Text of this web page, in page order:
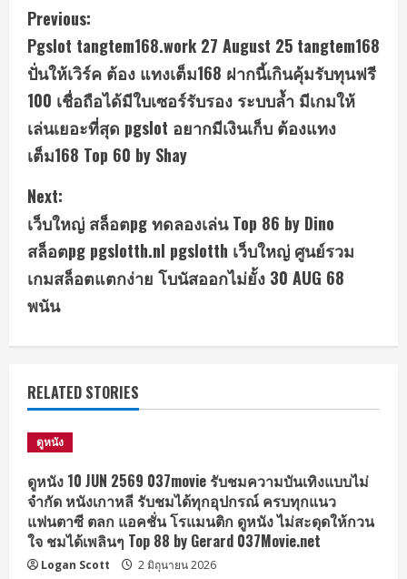
C
o
n
t
i
n
u
e
a
d
i
n
g
Previous:
Pgslot tangtem168.work 27 August 25 tangtem168
ปั่นให้เวิร์ค ต้อง แทงเต็ม168 ฝากนี้เกินคุ้มรับทุนฟรี
100 เชื่อถือได้มีใบเซอร์รับรอง ระบบล้ำ มีเกมให้
เล่นเยอะที่สุด pgslot อยากมีเงินเก็บ ต้องแทง
เต็ม168 Top 60 by Shay
Next:
เว็บใหญ่ สล็อตpg ทดลองเล่น Top 86 by Dino
สล็อตpg pgslotth.nl pgslotth เว็บใหญ่ ศูนย์รวม
เกมสล็อตแตกง่าย โบนัสออกไม่ยั้ง 30 AUG 68
พนัน
RELATED STORIES
ดูหนัง
ดูหนัง 10 JUN 2569 037movie รับชมความบันเทิงแบบไม่
จำกัด หนังเกาหลี รับชมได้ทุกอุปกรณ์ ครบทุกแนว
แฟนตาซี ตลก แอคชั่น โรแมนติก ดูหนัง ไม่สะดุดให้กวน
ใจ ชมได้เพลินๆ Top 88 by Gerard 037Movie.net
Logan Scott 2 มิถุนายน 2026